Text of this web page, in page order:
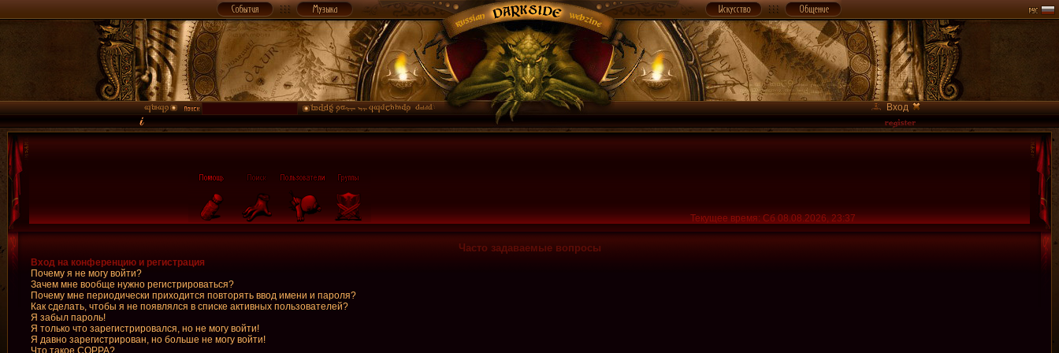
Вход
Текущее время: Сб 08.08.2026, 23:37
Часто задаваемые вопросы
Вход на конференцию и регистрация
Почему я не могу войти?
Зачем мне вообще нужно регистрироваться?
Почему мне периодически приходится повторять ввод имени и пароля?
Как сделать, чтобы я не появлялся в списке активных пользователей?
Я забыл пароль!
Я только что зарегистрировался, но не могу войти!
Я давно зарегистрирован, но больше не могу войти!
Что такое COPPA?